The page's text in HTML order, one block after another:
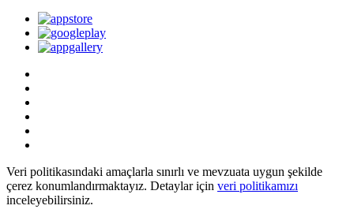
Veri politikasındaki amaçlarla sınırlı ve mevzuata uygun şekilde
çerez konumlandırmaktayız. Detaylar için veri politikamızı
inceleyebilirsiniz.